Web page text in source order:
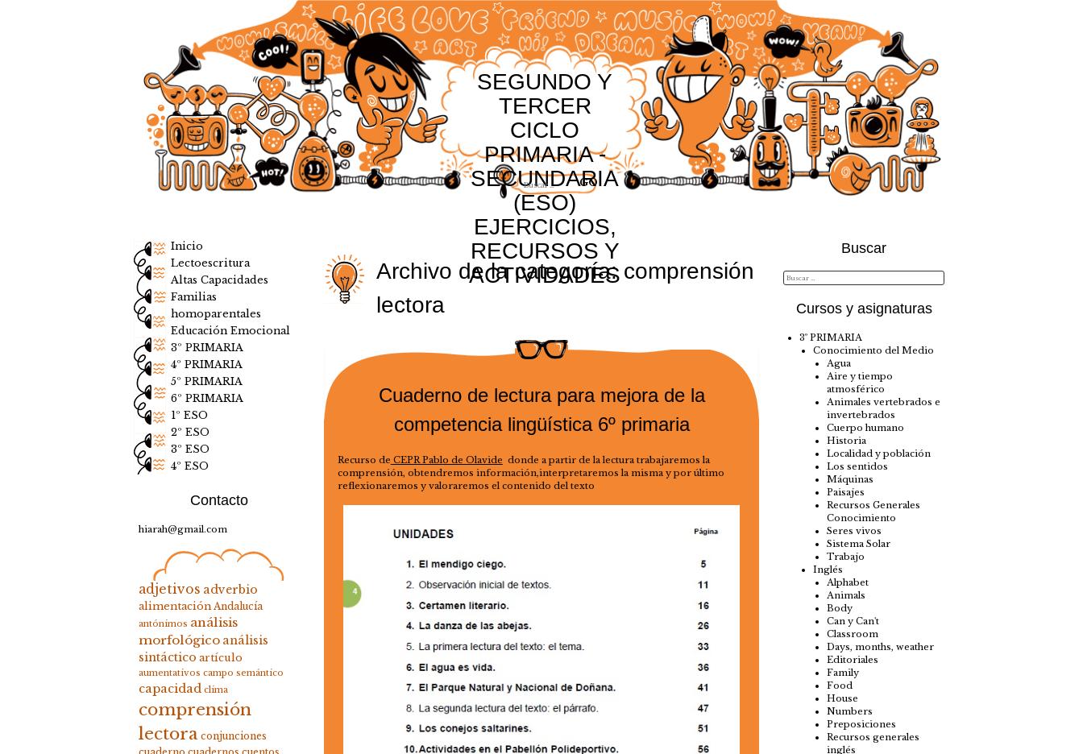
SEGUNDO Y
TERCER
CICLO
PRIMARIA -
SECUNDARIA
(ESO)
EJERCICIOS,
RECURSOS Y
ACTIVIDADES
Inicio
Lectoescritura
Altas Capacidades
Familias
homoparentales
Educación Emocional
3º PRIMARIA
4º PRIMARIA
5º PRIMARIA
6º PRIMARIA
1º ESO
2º ESO
3º ESO
4º ESO
Archivo de la categoría:comprensión
lectora
Cuaderno de lectura para mejora de la
competencia lingüística 6º primaria
Recurso de CEPR Pablo de Olavide donde a partir de la lectura trabajaremos la
comprensión, obtendremos información,interpretaremos la misma y por último
reflexionaremos y valoraremos el contenido del texto
Buscar
Cursos y asignaturas
3º PRIMARIA
Conocimiento del Medio
Agua
Aire y tiempo
atmosférico
Animales vertebrados e
invertebrados
Cuerpo humano
Historia
Localidad y población
Los sentidos
Máquinas
Paisajes
Recursos Generales
Conocimiento
Seres vivos
Sistema Solar
Trabajo
Inglés
Alphabet
Animals
Body
Can y Can't
Classroom
Days, months, weather
Editoriales
Family
Food
House
Numbers
Preposiciones
Recursos generales
inglés
Contacto
hiarah@gmail.com
adjetivos adverbio
alimentación Andalucía
antónimos análisis
morfológico análisis
sintáctico artículo
aumentativos campo semántico
capacidad clima
comprensión
lectora conjunciones